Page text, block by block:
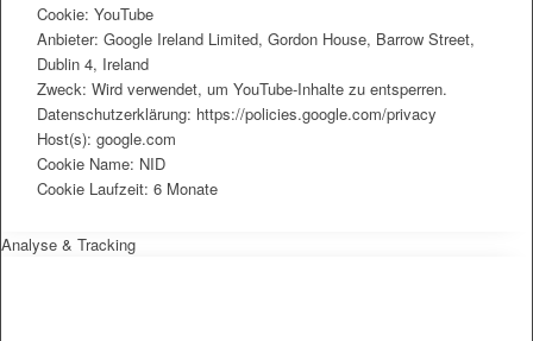
Cookie: YouTube
Anbieter: Google Ireland Limited, Gordon House, Barrow Street,
Dublin 4, Ireland
Zweck: Wird verwendet, um YouTube-Inhalte zu entsperren.
Datenschutzerklärung: https://policies.google.com/privacy
Host(s): google.com
Cookie Name: NID
Cookie Laufzeit: 6 Monate
Analyse & Tracking